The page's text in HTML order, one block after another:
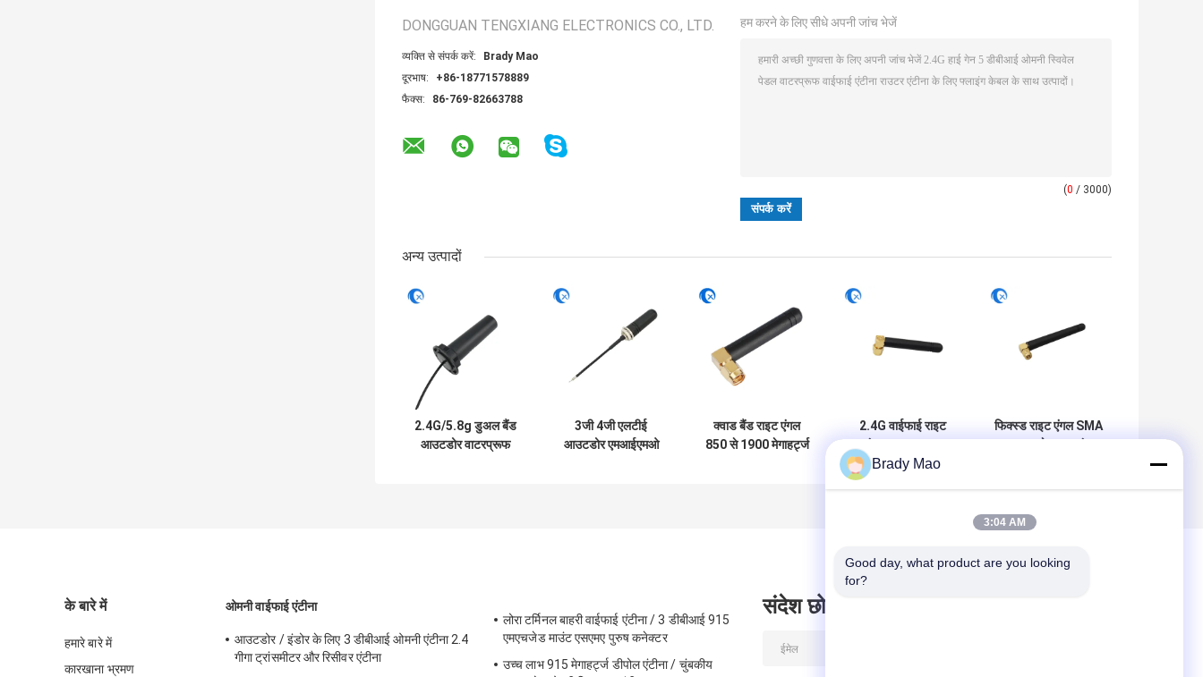
DONGGUAN TENGXIANG ELECTRONICS CO., LTD.
व्यक्ति से संपर्क करें:
Brady Mao
दूरभाष:
+86-18771578889
फैक्स:
86-769-82663788
हम करने के लिए सीधे अपनी जांच भेजें
(0 / 3000)
अन्य उत्पादों
2.4G/5.8g डुअल बैंड
आउटडोर वाटरप्रूफ
3जी 4जी एलटीई
आउटडोर एमआईएमओ
क्वाड बैंड राइट एंगल
850 से 1900 मेगाहर्ट्ज
2.4G वाईफाई राइट
कनेक्टर हाई गेन 2dBi
जीएसएम रूटर के लिए
फिक्स्ड राइट एंगल SMA
के बारे में
हमारे बारे में
कारखाना भ्रमण
ओमनी वाईफाई एंटीना
आउटडोर / इंडोर के लिए 3 डीबीआई ओमनी एंटीना 2.4
गीगा ट्रांसमीटर और रिसीवर एंटीना
लोरा टर्मिनल बाहरी वाईफाई एंटीना / 3 डीबीआई 915
एमएचजेड माउंट एसएमए पुरुष कनेक्टर
उच्च लाभ 915 मेगाहर्ट्ज डीपोल एंटीना / चुंबकीय
संदेश छोड़ दो
Brady Mao
3:04 AM
Good day, what product are you looking
for?